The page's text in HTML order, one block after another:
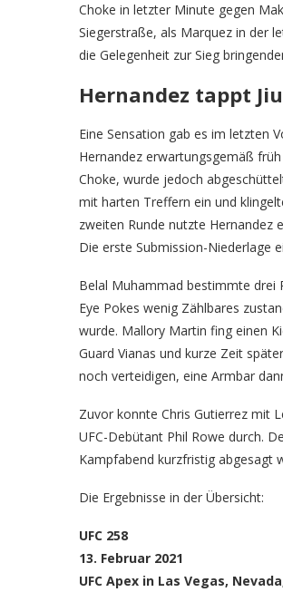
Choke in letzter Minute gegen
Siegerstraße, als Marquez in der
die Gelegenheit zur Sieg
Hernandez tappt
Eine Sensation gab es im letzten
Hernandez erwartungsgemäß
Choke, wurde jedoch
mit harten Treffern ein und
zweiten Runde nutzte Hernandez
Die erste Submission-Niederlage
Belal Muhammad bestimmte drei
Eye Pokes wenig Zählbares
wurde. Mallory Martin fing einen
Guard Vianas und kurze Zeit
noch verteidigen, eine Armbar
Zuvor konnte Chris Gutierrez mit
UFC-Debütant Phil Rowe durch.
Kampfabend kurzfristig abgesagt
Die Ergebnisse in der Übersicht:
UFC 258
13. Februar 2021
UFC Apex in Las Vegas,